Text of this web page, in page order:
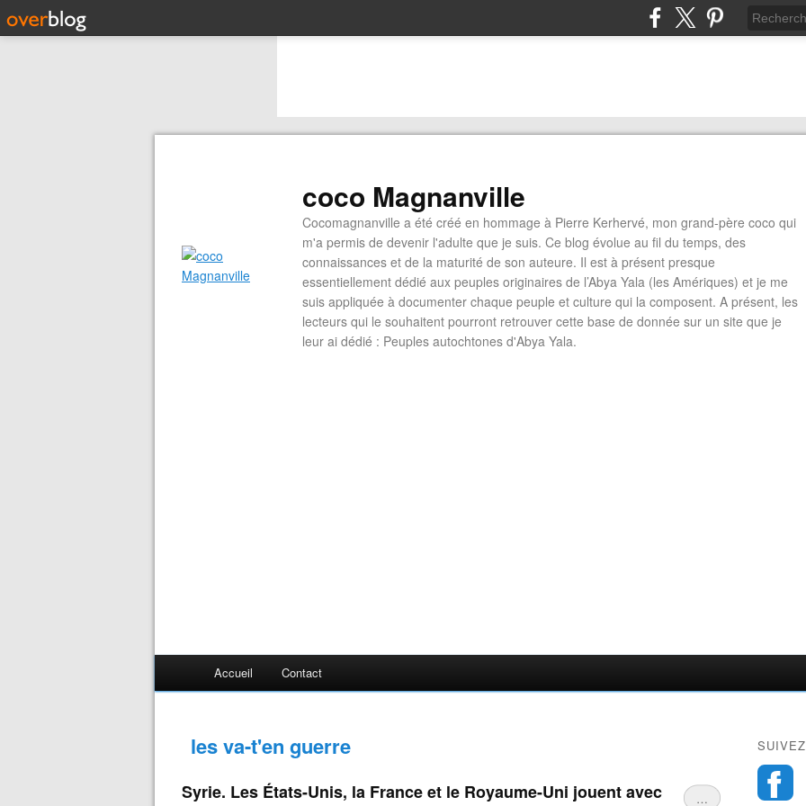
coco Magnanville
Cocomagnanville a été créé en hommage à Pierre Kerhervé, mon grand-père coco qui
m'a permis de devenir l'adulte que je suis. Ce blog évolue au fil du temps, des
connaissances et de la maturité de son auteure. Il est à présent presque
essentiellement dédié aux peuples originaires de l’Abya Yala (les Amériques) et je me
suis appliquée à documenter chaque peuple et culture qui la composent. A présent, les
lecteurs qui le souhaitent pourront retrouver cette base de donnée sur un site que je
leur ai dédié : Peuples autochtones d'Abya Yala.
Accueil Contact
les va-t'en guerre
…
Syrie. Les États-Unis, la France et le Royaume-Uni jouent avec